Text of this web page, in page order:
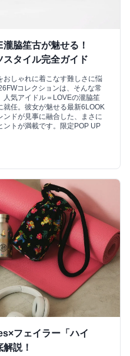
脇笙古が魅せる！
スタイル完全ガイド
おしゃれに着こなす難しさに悩
コレクションは、そんな常
人気アイドル＝LOVEの瀧脇笙
任。彼女が魅せる最新6LOOK
ドが見事に融合した、まさに
ントが満載です。限定POP UP
フェイラー「ハイ
説！